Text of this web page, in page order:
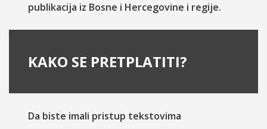
publikacija iz Bosne i Hercegovine i regije.
KAKO SE PRETPLATITI?
Da biste imali pristup tekstovima